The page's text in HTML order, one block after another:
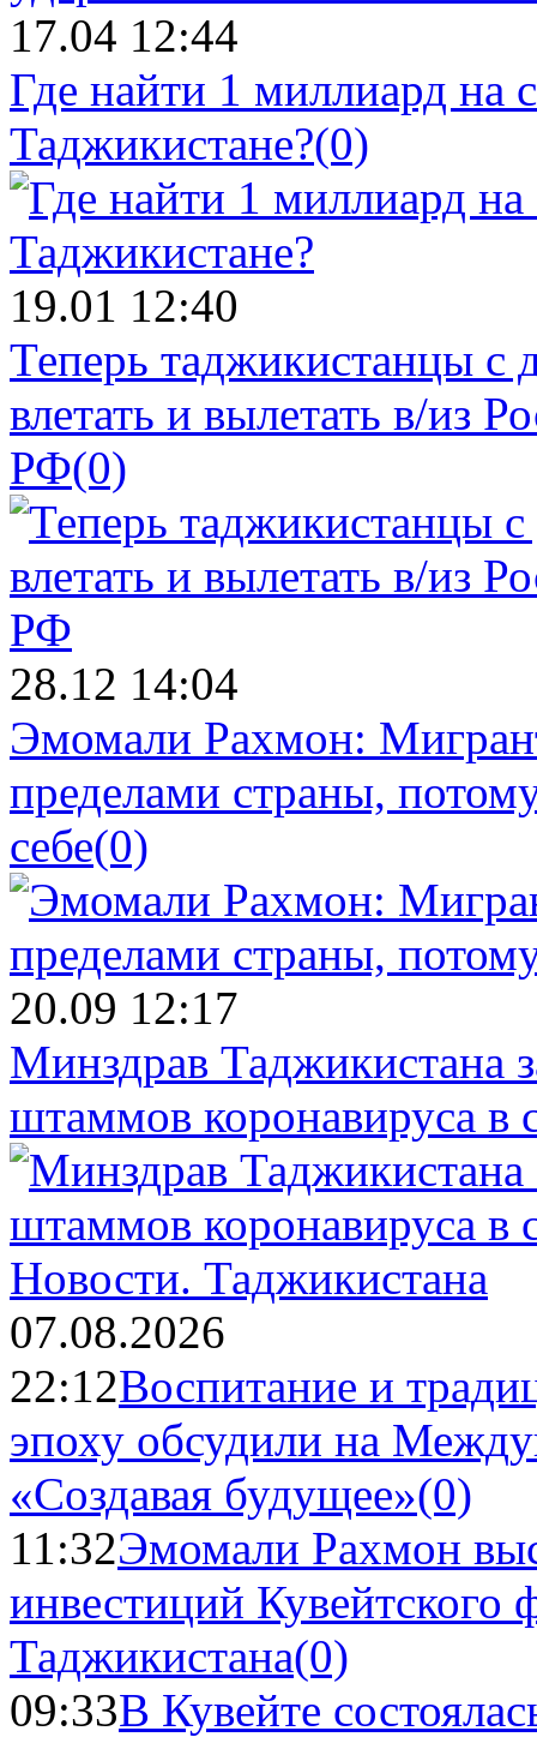
17.04 12:44
Где найти 1 миллиард на
Таджикистане?(0)
19.01 12:40
Теперь таджикистанцы с
влетать и вылетать в/из
РФ(0)
28.12 14:04
Эмомали Рахмон:
пределами страны,
себе(0)
20.09 12:17
Минздрав Таджикистана
штаммов коронавируса в
Новости. Таджикистана
07.08.2026
22:12Воспитание и
эпоху обсудили на
«Создавая будущее»(0)
11:32Эмомали Рахмон
инвестиций Кувейтского
Таджикистана(0)
09:33В Кувейте